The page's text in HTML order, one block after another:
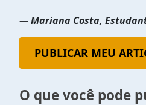
— Mariana Costa,
PUBLICAR MEU
O que você pode